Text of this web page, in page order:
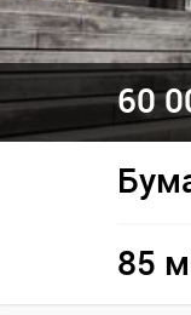
60
85